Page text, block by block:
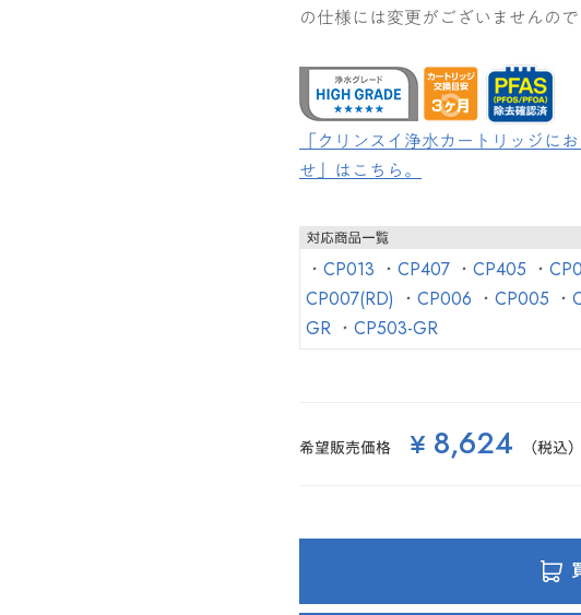
の仕様には変更がございませんので
「クリンスイ浄水カートリッジに
せ」はこちら。
・ CP013 ・ CP407 ・ CP405 ・
CP007(RD) ・ CP006 ・ CP005 ・
GR ・ CP503-GR
希望販売価格 ¥ 8,624 （税込）